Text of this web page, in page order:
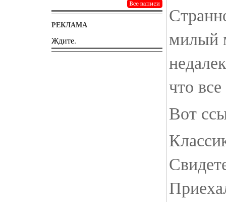
РЕКЛАМА
Ждите.
милый
что
Вот